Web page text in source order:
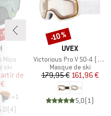
Mips
ski
réduit
de
+1
(4)
%
MARQUE
UVEX
Article
Victorious Pro V S0-4 (VLT 7-81%)
Product group
Masque de ski
Prix
179,95 €Prix réduit
161,96 €
5,0(1)
Remise
-10 %